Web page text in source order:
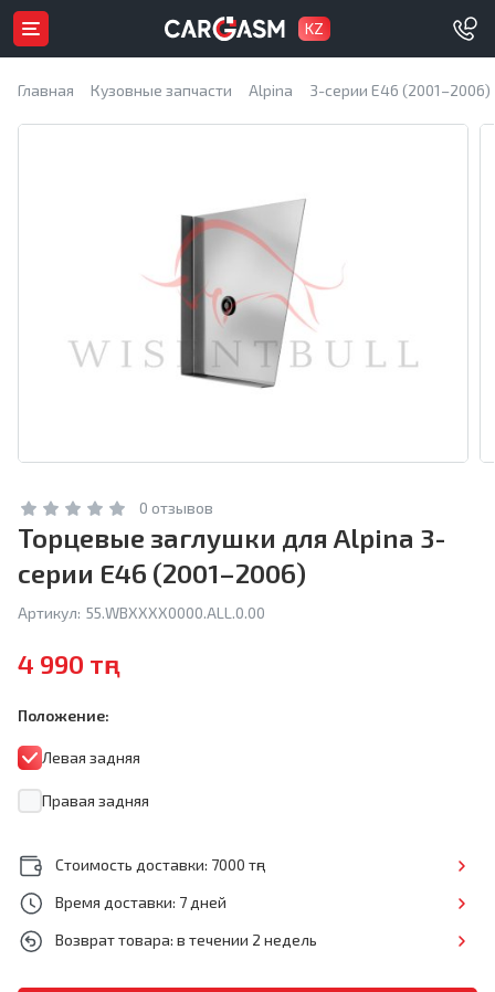
KZ
Главная Кузовные запчасти Alpina 3-серии E46 (2001–2006)
0 отзывов
Торцевые заглушки для Alpina 3-
серии E46 (2001–2006)
Артикул: 55.WBXXXX0000.ALL.0.00
4 990 тңг
Положение:
Левая задняя
Правая задняя
Стоимость доставки: 7000 тңг
Время доставки: 7 дней
Возврат товара: в течении 2 недель